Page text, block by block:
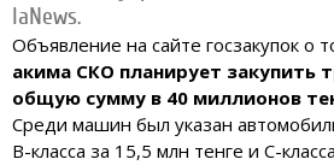
IaNews.
Объявление на сайте госзакупок о
акима СКО планирует закупить
общую сумму в 40 миллионов
Среди машин был указан
В-класса за 15,5 млн тенге и С-